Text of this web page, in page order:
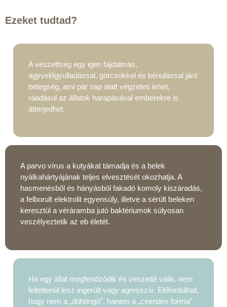
Ezeket tudtad?
A veszettség egy igen fájdalmas,
agyvelőgyulladással, görcsökkel és bénulással járó
betegség, ami pár nap alatt végzetes lehet,
ráadásul az állatok harapásával emberekre is
átterjedhet.
A parvo vírus a kutyákat támadja és a belek
nyálkahártyájának teljes elvesztését okozhatja. A
hasmenésből és hányásból fakadó komoly kiszáradás,
a felborult elektrolit egyensúly, illetve a sérült beleken
keresztül a véráramba jutó baktériumok súlyosan
veszélyeztetik az eb életét.
Ha egy állat megfertőződik és veszetté válik, nem
feltétlenül lesz ingerült vagy agresszív. Előfordulhat,
hogy nem a „dühöngő”, hanem a „csendes forma”